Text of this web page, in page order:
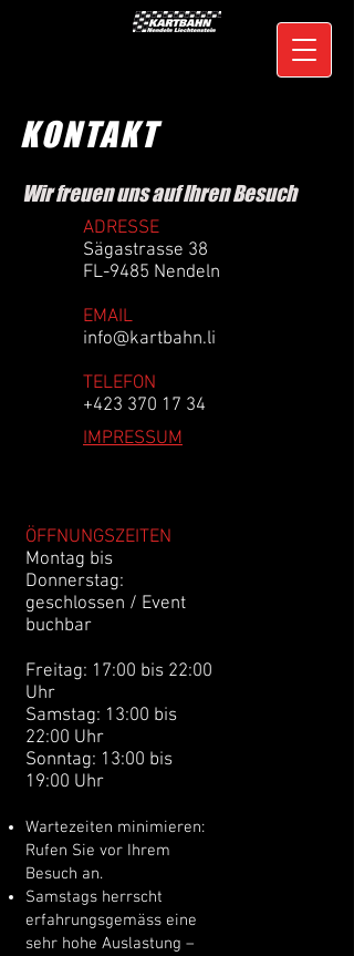
KONTAKT
Wir freuen uns auf Ihren Besuch
ADRESSE
Sägastrasse 38
FL-9485 Nendeln
EMAIL
info@kartbahn.li
TELEFON
+423 370 17 34
IMPRESSUM
ÖFFNUNGSZEITEN
Montag bis
Donnerstag:
geschlossen / Event
buchbar
Freitag: 17:00 bis 22:00
Uhr
Samstag: 13:00 bis
22:00 Uhr
Sonntag: 13:00 bis
19:00 Uhr
Wartezeiten minimieren:
Rufen Sie vor Ihrem
Besuch an.
Samstags herrscht
erfahrungsgemäss eine
sehr hohe Auslastung –